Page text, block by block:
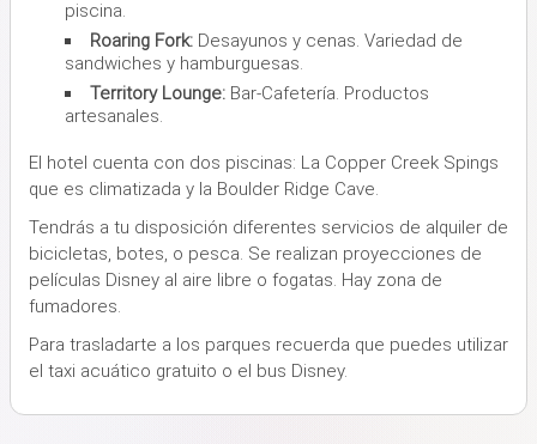
piscina.
Roaring Fork: Desayunos y cenas. Variedad de
sandwiches y hamburguesas.
Territory Lounge: Bar-Cafetería. Productos
artesanales.
El hotel cuenta con dos piscinas: La Copper Creek Spings
que es climatizada y la Boulder Ridge Cave.
Tendrás a tu disposición diferentes servicios de alquiler de
bicicletas, botes, o pesca. Se realizan proyecciones de
películas Disney al aire libre o fogatas. Hay zona de
fumadores.
Para trasladarte a los parques recuerda que puedes utilizar
el taxi acuático gratuito o el bus Disney.